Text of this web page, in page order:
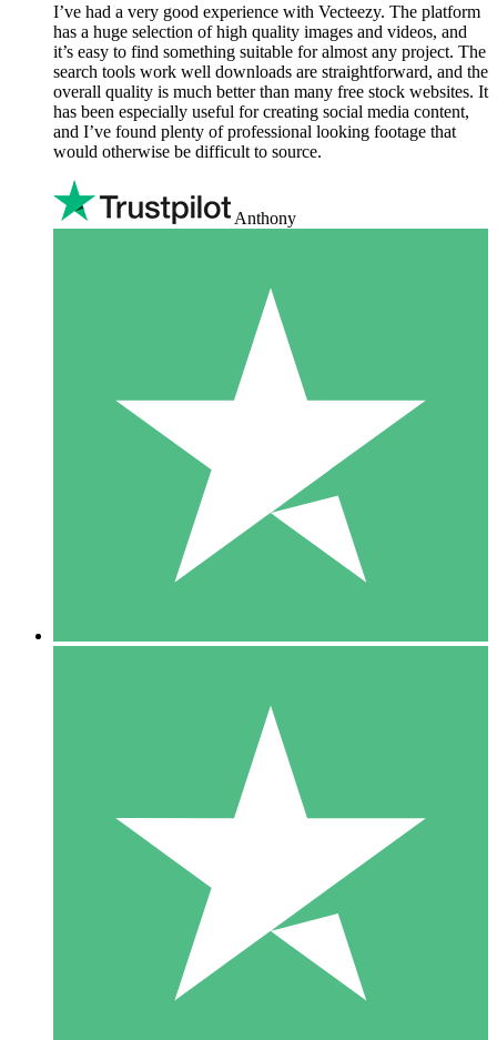
I’ve had a very good experience with Vecteezy. The platform
has a huge selection of high quality images and videos, and
it’s easy to find something suitable for almost any project. The
search tools work well downloads are straightforward, and the
overall quality is much better than many free stock websites. It
has been especially useful for creating social media content,
and I’ve found plenty of professional looking footage that
would otherwise be difficult to source.
Anthony